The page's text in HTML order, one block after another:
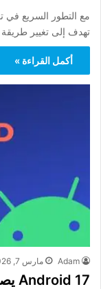
مع التطور السريع في
تهدف إلى تغيير
أكمل القراءة »
Adam مارس 7, 2026